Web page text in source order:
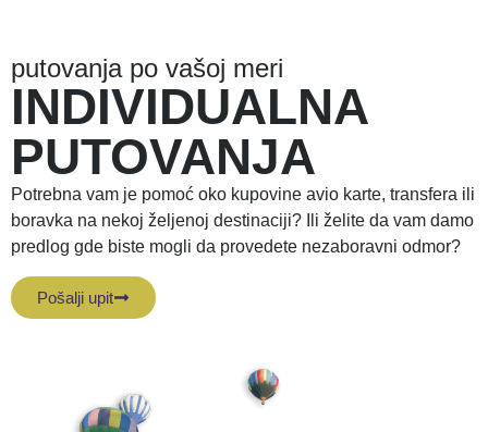
putovanja po vašoj meri
INDIVIDUALNA
PUTOVANJA
Potrebna vam je pomoć oko kupovine avio karte, transfera ili
boravka na nekoj željenoj destinaciji? Ili želite da vam damo
predlog gde biste mogli da provedete nezaboravni odmor?
Pošalji upit